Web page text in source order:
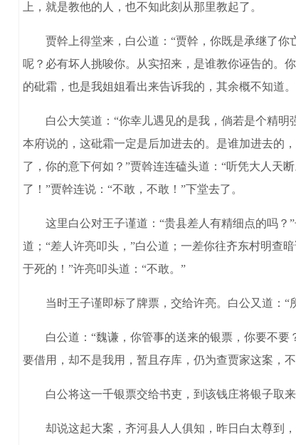
上，就是教他的人，也不知此刻从那里教起了。
贾幹上得堂来，白公道：“贾幹，你既是承继了你
呢？必有坏人挑唆你。从实招来，是谁教你诬告的。
的砒霜，也是我姐姐看出来告诉我的，其余概不知道
白公大笑道：“你幸儿遇见的是我，倘若是个精明
本府说的，这砒霜一定是后加进去的。是谁加进去的
了，你的意下何如？”贾斡连连磕头道：“听凭大人天
了！”贾幹连说：“不敢，不敢！”下堂去了。
这里白公对王子谨道：“贵县差人有精细点的吗？”
道；“差人许亮叩头，”白公道；一差你往齐东村明查
于死的！”许亮叩头道：“不敢。”
当时王子谨即标了牌票，交给许亮。白公又道：“
白公道：“魏谦，你管事的送来的银票，你要不要
要借用，却不是我用，暂且存库，仍为查贾家这案，
白公将这一千银票交给书吏，到该钱庄将银子取来
却说这起大案，齐河县人人俱知，昨日白太尊到，